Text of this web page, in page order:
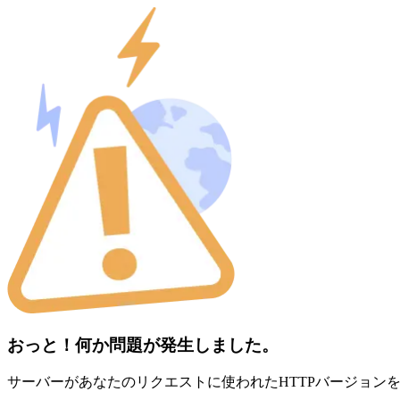
おっと！何か問題が発生しました。
サーバーがあなたのリクエストに使われたHTTPバージョン